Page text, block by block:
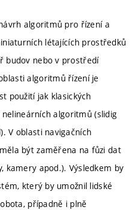
algoritmů pro řízení a
létajících prostředků
budov nebo v prostředí
algoritmů řízení je
použití jak klasických
algoritmů (slidig
V oblasti navigačních
být zaměřena na fůzi dat
kamery apod.). Výsledkem by
který by umožnil lidské
případně i plně